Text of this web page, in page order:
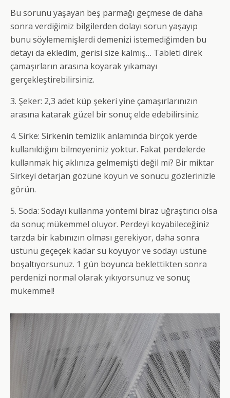
Bu sorunu yaşayan beş parmağı geçmese de daha
sonra verdiğimiz bilgilerden dolayı sorun yaşayıp
bunu söylememişlerdi demenizi istemediğimden bu
detayı da ekledim, gerisi size kalmış… Tableti direk
çamaşırların arasına koyarak yıkamayı
gerçekleştirebilirsiniz.
3. Şeker: 2,3 adet küp şekeri yine çamaşırlarınızın
arasına katarak güzel bir sonuç elde edebilirsiniz.
4. Sirke: Sirkenin temizlik anlamında birçok yerde
kullanıldığını bilmeyeniniz yoktur. Fakat perdelerde
kullanmak hiç aklınıza gelmemişti değil mi? Bir miktar
Sirkeyi detarjan gözüne koyun ve sonucu gözlerinizle
görün.
5. Soda: Sodayı kullanma yöntemi biraz uğraştırıcı olsa
da sonuç mükemmel oluyor. Perdeyi koyabileceğiniz
tarzda bir kabınızın olması gerekiyor, daha sonra
üstünü geçeçek kadar su koyuyor ve sodayı üstüne
boşaltıyorsunuz. 1 gün boyunca beklettikten sonra
perdenizi normal olarak yıkıyorsunuz ve sonuç
mükemmel!